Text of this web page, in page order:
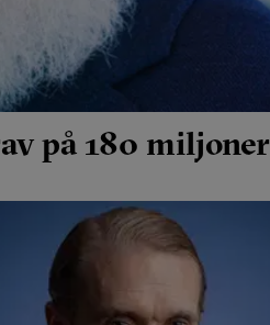
på 180 miljoner